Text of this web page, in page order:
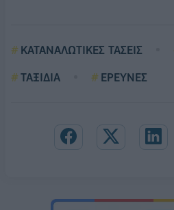
ΚΑΤΑΝΑΛΩΤΙΚΕΣ ΤΑΣΕΙΣ
ΤΑΞΙΔΙΑ
ΕΡΕΥΝΕΣ